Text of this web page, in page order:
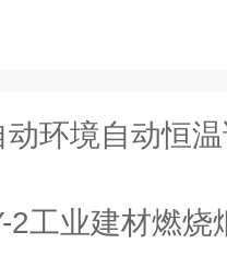
动环境自动恒
2工业建材燃烧